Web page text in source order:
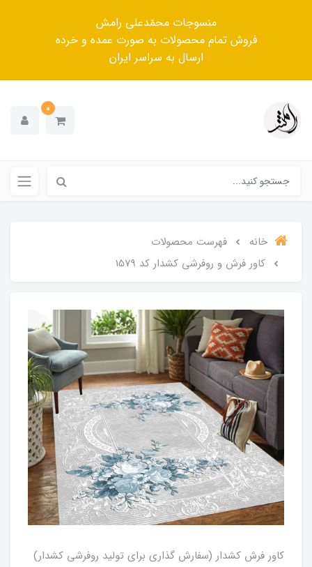
منسوجات محمّدعلی رامش
فروش تمام محصولات به صورت عمده و خرده
ارسال به سراسر ایران
0
خانه
فهرست محصولات
کاور فرش و روفرشی کشدار کد 1579
کاور فرش کشدار (سفارش گذاری برای تولید روفرشی کشدار)